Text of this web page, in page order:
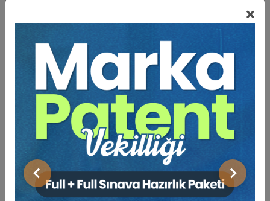
×
Önceki Sonraki
Yapılan Devirler
Emin EROL (Em. İst. BAM. 6. HD. Üyesi):
Anlaşmalı Boşanma Yoluyla Mal Rejimi
Tasfiyesi
Av. Arb. Mehtap ŞAHİN:Eşin Katılma
Alacağını Azaltmak Kastıyla Yapılan
Devirler